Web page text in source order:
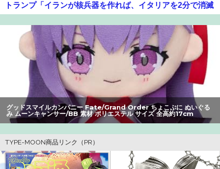
トランプ「イランが核兵器を作れば、イタリアを2分で消滅
はアメリカだけｗ」
【画像】オタク「実際にプレイしたらわかるけどライザは
友達って感じで性的な目では見れないｗ」←これｗｗｗ
ｗ：26/08/06のニュース
【画像】ギルティ炭酸、遂にライバルが登場するｗｗｗｗ
【爆笑】最近のオスガキ、名前がダサすぎるｗｗｗｗ ：
【画像】GANTZの絶望シーン、ここで決まるwwww
【画像】美人すぎる女医、ガチで見つかる。めちゃくちゃ
グッドスマイルカンパニー Fate/Grand Order ちょこぷに ぬいぐる
み ムーンキャンサー/BB 素材 ポリエステル サイズ 全高約17cm